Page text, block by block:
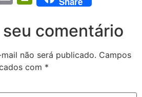
comentário
não será publicado. Campos
com *